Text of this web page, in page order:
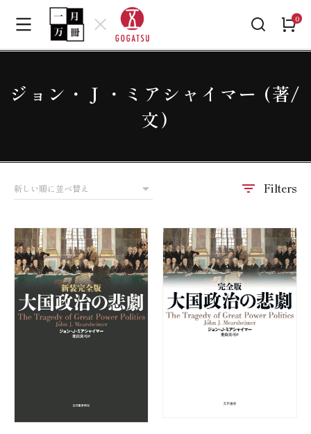
ジョン・Ｊ・ミアシャイマー (著/
文)
Filters